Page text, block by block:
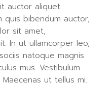
auctor aliquet.
quis bibendum auctor,
sit amet,
In ut ullamcorper leo,
natoque magnis
mus. Vestibulum
Maecenas ut tellus mi.